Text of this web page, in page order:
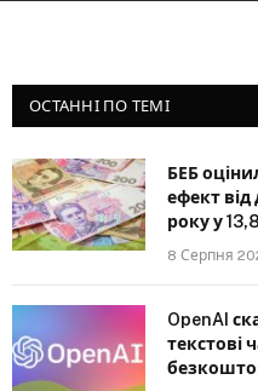
ОСТАННІ ПО ТЕМІ
БЕБ
ефект від
року у
8 Серпня
OpenAI
текстові